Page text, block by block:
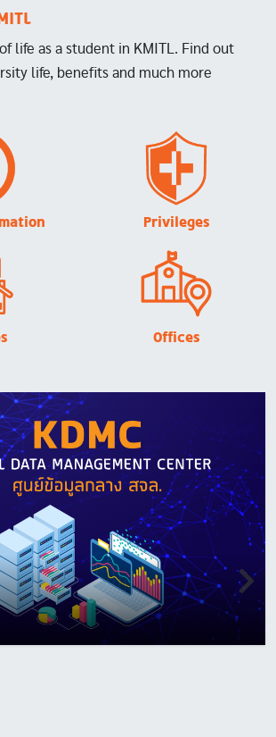
life as a student in KMITL. Find out
life, benefits and much more
Image
Privileges
Image
Offices